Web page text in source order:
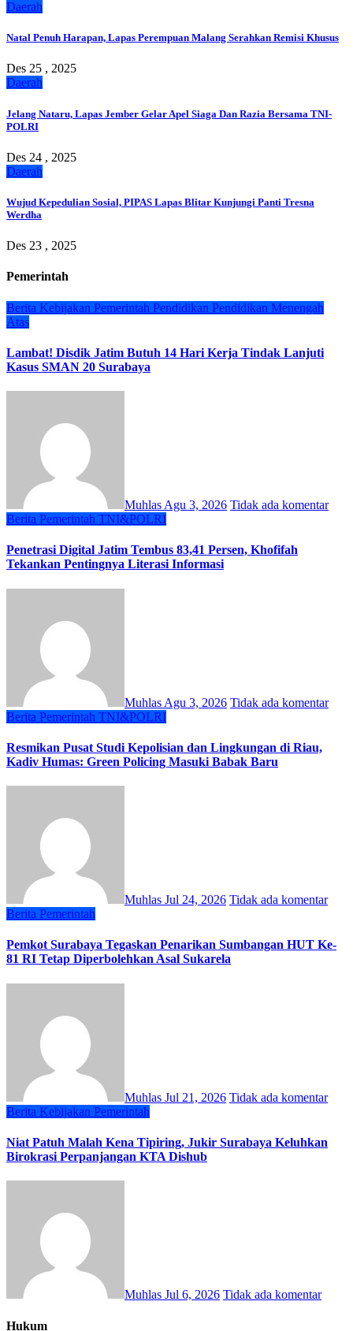
Daerah
Natal Penuh Harapan, Lapas Perempuan Malang Serahkan Remisi Khusus
Des 25 , 2025
Daerah
Jelang Nataru, Lapas Jember Gelar Apel Siaga Dan Razia Bersama TNI-
POLRI
Des 24 , 2025
Daerah
Wujud Kepedulian Sosial, PIPAS Lapas Blitar Kunjungi Panti Tresna
Werdha
Des 23 , 2025
Pemerintah
Berita Kebijakan Pemerintah Pendidikan Pendidikan Menengah
Atas
Lambat! Disdik Jatim Butuh 14 Hari Kerja Tindak Lanjuti
Kasus SMAN 20 Surabaya
Muhlas Agu 3, 2026 Tidak ada komentar
Berita Pemerintah TNI&POLRI
Penetrasi Digital Jatim Tembus 83,41 Persen, Khofifah
Tekankan Pentingnya Literasi Informasi
Muhlas Agu 3, 2026 Tidak ada komentar
Berita Pemerintah TNI&POLRI
Resmikan Pusat Studi Kepolisian dan Lingkungan di Riau,
Kadiv Humas: Green Policing Masuki Babak Baru
Muhlas Jul 24, 2026 Tidak ada komentar
Berita Pemerintah
Pemkot Surabaya Tegaskan Penarikan Sumbangan HUT Ke-
81 RI Tetap Diperbolehkan Asal Sukarela
Muhlas Jul 21, 2026 Tidak ada komentar
Berita Kebijakan Pemerintah
Niat Patuh Malah Kena Tipiring, Jukir Surabaya Keluhkan
Birokrasi Perpanjangan KTA Dishub
Muhlas Jul 6, 2026 Tidak ada komentar
Hukum